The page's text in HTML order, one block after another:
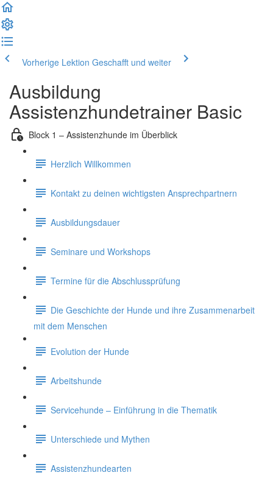
Vorherige Lektion Geschafft und weiter
Ausbildung
Assistenzhundetrainer Basic
Block 1 – Assistenzhunde im Überblick
Herzlich Willkommen
Kontakt zu deinen wichtigsten Ansprechpartnern
Ausbildungsdauer
Seminare und Workshops
Termine für die Abschlussprüfung
Die Geschichte der Hunde und ihre Zusammenarbeit
mit dem Menschen
Evolution der Hunde
Arbeitshunde
Servicehunde – Einführung in die Thematik
Unterschiede und Mythen
Assistenzhundearten